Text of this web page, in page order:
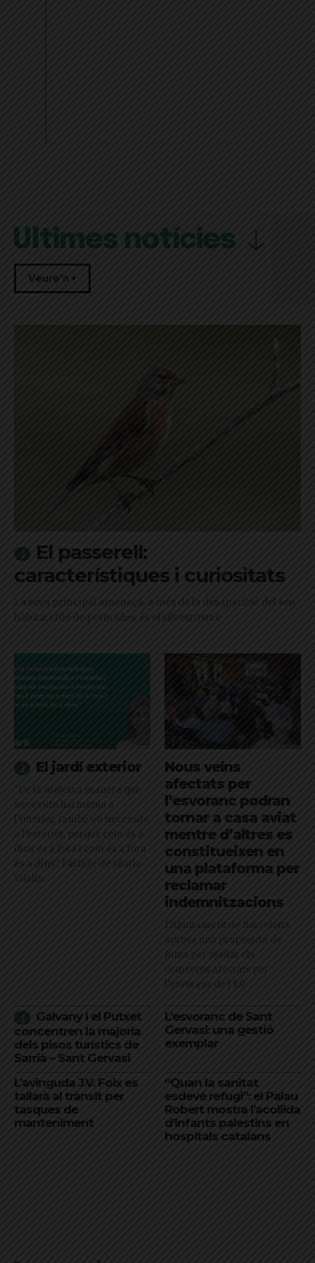
Últimes notícies
Veure'n +
El passerell:
característiques i curiositats
La seva principal amenaça, a més de la desaparició del seu
hàbitat i l'ús de pesticides, és el silvestrisme
El jardí exterior
"De la mateixa manera que
necessito harmonia a
l’interior, també en necessito
a l’exterior, perquè com és a
dins és a fora i com és a fora
és a dins": l'article de Glòria
Vilalta
Nous veïns
afectats per
l’esvoranc podran
tornar a casa aviat
mentre d’altres es
constitueixen en
una plataforma per
reclamar
indemnitzacions
L’Ajuntament de Barcelona
aprova una proposició de
Junts per ajudar els
comerços afectats per
l'esvoranc de l'L9
Galvany i el Putxet
concentren la majoria
dels pisos turístics de
Sarrià – Sant Gervasi
L’esvoranc de Sant
Gervasi: una gestió
exemplar
L’avinguda J.V. Foix es
tallarà al trànsit per
tasques de
manteniment
“Quan la sanitat
esdevé refugi”: el Palau
Robert mostra l’acollida
d’infants palestins en
hospitals catalans